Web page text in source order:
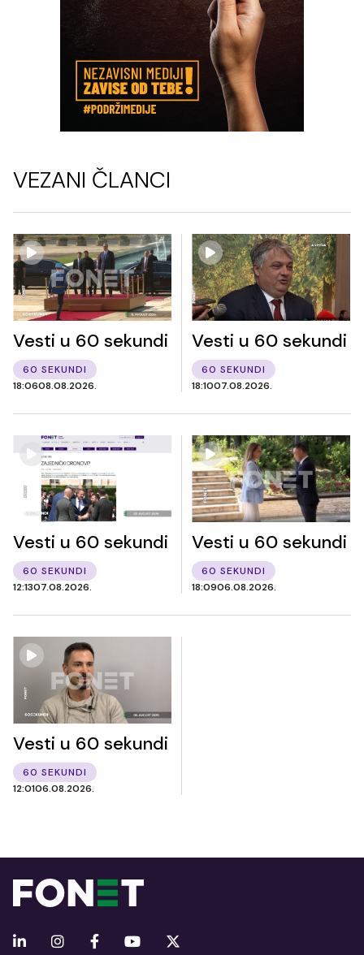
VEZANI ČLANCI
Vesti u 60 sekundi
60 SEKUNDI
18:0608.08.2026.
Vesti u 60 sekundi
60 SEKUNDI
18:1007.08.2026.
Vesti u 60 sekundi
60 SEKUNDI
12:1307.08.2026.
Vesti u 60 sekundi
60 SEKUNDI
18:0906.08.2026.
Vesti u 60 sekundi
60 SEKUNDI
12:0106.08.2026.